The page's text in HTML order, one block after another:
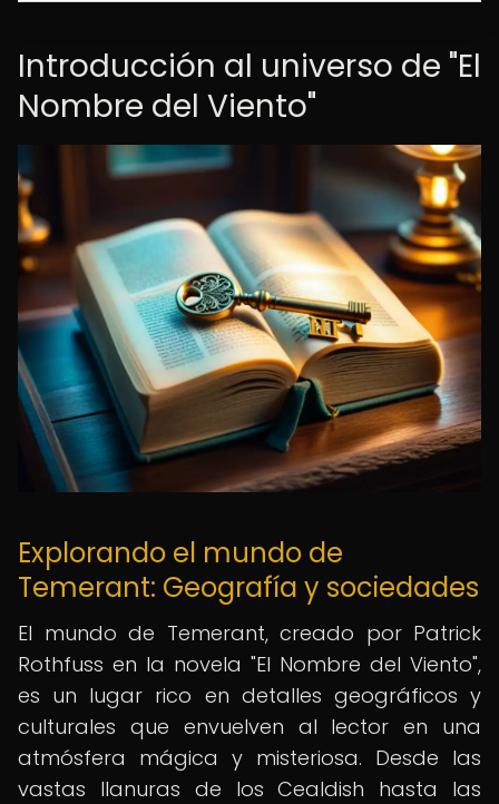
Introducción al universo de "El
Nombre del Viento"
Explorando el mundo de
Temerant: Geografía y sociedades
El mundo de Temerant, creado por Patrick
Rothfuss en la novela "El Nombre del Viento",
es un lugar rico en detalles geográficos y
culturales que envuelven al lector en una
atmósfera mágica y misteriosa. Desde las
vastas llanuras de los Cealdish hasta las